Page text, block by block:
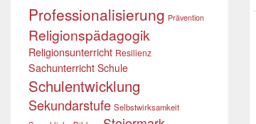
Professionalisierung Prävention
Religionspädagogik
Religionsunterricht Resilienz
Sachunterricht Schule
Schulentwicklung
Sekundarstufe Selbstwirksamkeit